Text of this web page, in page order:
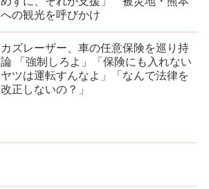
への観光を呼びかけ
カズレーザー、車の任意保険を巡り持
論 「強制しろよ」「保険にも入れない
ヤツは運転すんなよ」「なんで法律を
改正しないの？」